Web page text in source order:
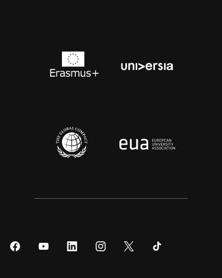
SíguenosSíguenos
SíguenosSíguenos
Síguenos